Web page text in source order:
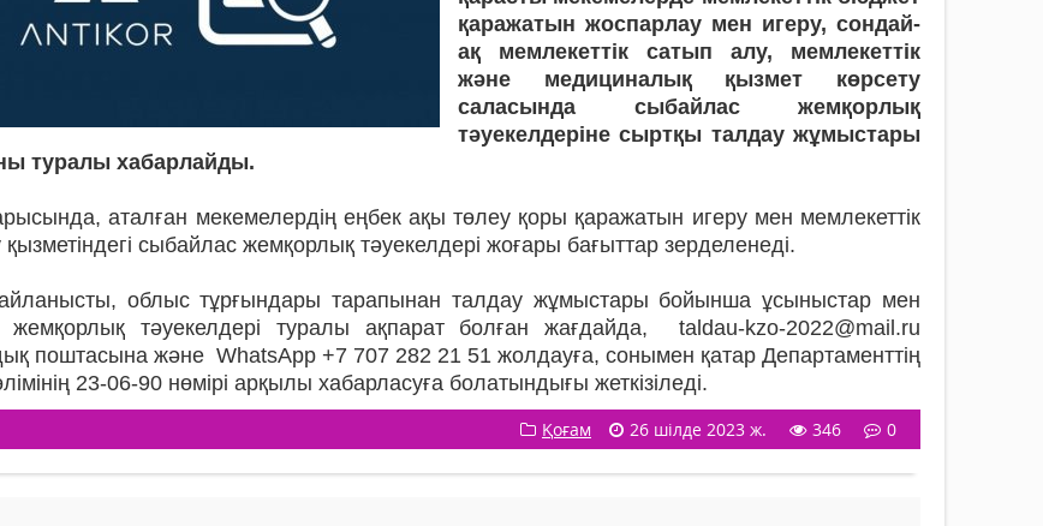
қаражатын жоспарлау мен игеру, сондай-
ақ мемлекеттік сатып алу, мемлекеттік
және медициналық қызмет көрсету
саласында сыбайлас жемқорлық
тәуекелдеріне сыртқы талдау жұмыстары
туралы хабарлайды.
аталған мекемелердің еңбек ақы төлеу қоры қаражатын игеру мен мемлекеттік
сыбайлас жемқорлық тәуекелдері жоғары бағыттар зерделенеді.
облыс тұрғындары тарапынан талдау жұмыстары бойынша ұсыныстар мен
жемқорлық тәуекелдері туралы ақпарат болған жағдайда, taldau-kzo-2022@mail.ru
поштасына және WhatsApp +7 707 282 21 51 жолдауға, сонымен қатар Департаменттің
23-06-90 нөмірі арқылы хабарласуға болатындығы жеткізіледі.
Қоғам 26 шілде 2023 ж. 346 0